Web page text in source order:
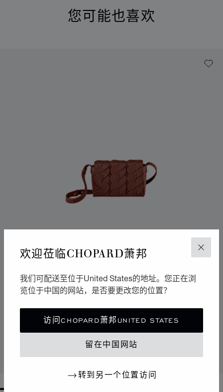
关闭
欢迎莅临CHOPARD萧邦
我们可配送至位于United States的地址。您正在浏
览位于中国的网站，是否要更改您的位置？
访问CHOPARD萧邦UNITED STATES
留在中国网站
转到另一个位置访问
您可能也喜欢
HAPPY HEARTS斜挎包
联系我们